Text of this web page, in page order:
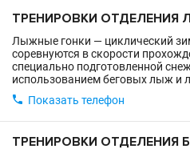
ТРЕНИРОВКИ ОТДЕЛЕНИЯ
Лыжные гонки — циклический
соревнуются в скорости
специально подготовленной
использованием беговых лыж и
 Показать телефон
ТРЕНИРОВКИ ОТДЕЛЕНИЯ